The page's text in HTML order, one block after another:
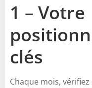
1 – Votre
clés
Chaque mois,